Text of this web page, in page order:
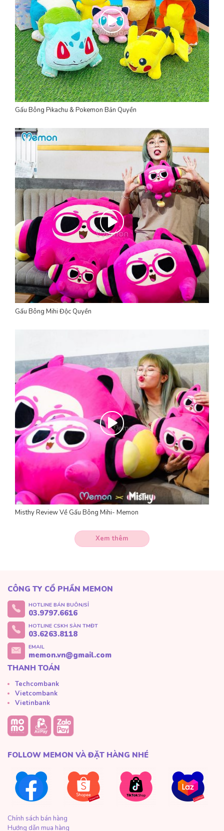
Gấu Bông Pikachu & Pokemon Bản Quyền
Gấu Bông Mihi Độc Quyền
Misthy Review Về Gấu Bông Mihi- Memon
Xem thêm
CÔNG TY CỔ PHẦN MEMON
HOTLINE BÁN BUÔN/SỈ
03.9797.6616
HOTLINE CSKH SÀN TMĐT
03.6263.8118
EMAIL
memon.vn@gmail.com
THANH TOÁN
Techcombank
Vietcombank
Vietinbank
FOLLOW MEMON VÀ ĐẶT HÀNG NHÉ
Chính sách bán hàng
Hướng dẫn mua hàng